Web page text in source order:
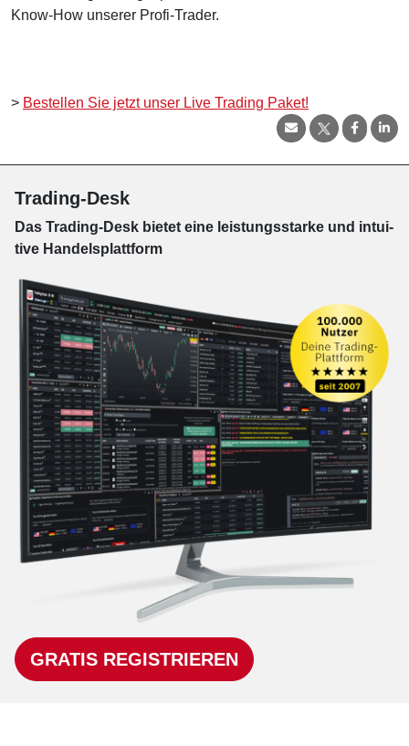
Know-How unserer Profi-Trader.
> Bestellen Sie jetzt unser Live Trading Paket!
Trading-Desk
Das Trading-Desk bie­tet eine leis­tungs­star­ke und in­tui­
tive Han­dels­platt­form
GRATIS REGISTRIEREN